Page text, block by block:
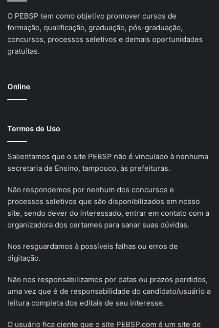
O PEBSP tem como objetivo promover cursos de
formação, qualificação, graduação, pós-graduação,
concursos, processos seletivos e demais oportunidades
gratuitas.
Online
Termos de Uso
Salientamos que o site PEBSP não é vinculado à nenhuma
secretaria de Ensino, tampouco, às prefeituras.
Não respondemos por nenhum dos concursos e
processos seletivos que são disponibilizados em nosso
site, sendo dever do interessado, entrar em contato com a
organizadora dos certames para sanar suas dúvidas.
Nos resguardamos à possíveis falhas ou erros de
digitação.
Não nos responsabilizamos por datas ou prazos perdidos,
uma vez que é de responsabilidade do candidato/usuário a
leitura completa dos editais de seu interesse.
O usuário fica ciente que o site PEBSP.com é um site de